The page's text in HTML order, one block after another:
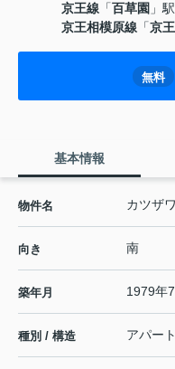
京王線 「百草園 」
京王相模原線 「京
無料
基本情報
物件名 カツザ
向き 南
築年月 1979年
種別 / 構造 アパー